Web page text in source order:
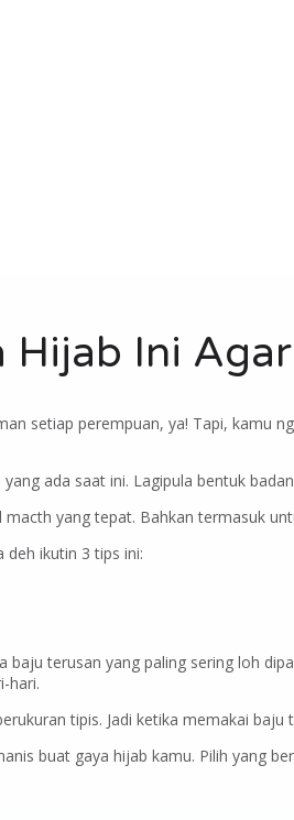
Hijab Ini
setiap perempuan, ya! Tapi, kamu
ada saat ini. Lagipula bentuk
yang tepat. Bahkan termasuk
deh ikutin 3 tips ini:
terusan yang paling sering loh
hari.
tipis. Jadi ketika memakai
buat gaya hijab kamu. Pilih yang